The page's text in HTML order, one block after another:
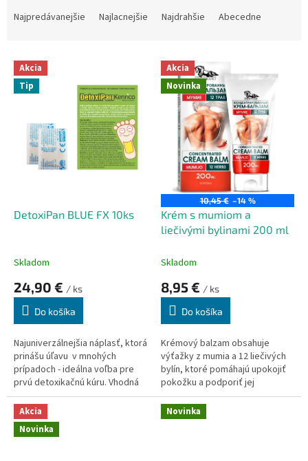
n
Najpredávanejšie Najlacnejšie Najdrahšie Abecedne
V
p
Akcia
Tip
DetoxiPan BLUE FX 10ks
Skladom
24,90 € / ks
Do košíka
Najuniverzálnejšia náplasť, ktorá
prinášu úľavu v mnohých
prípadoch - ideálna voľba pre
prvú detoxikačnú kúru. Vhodná
aj pre alergikov. Jediná náplasť,
ktorá obsahuje až 81%
vzácneho bambusového a
drevného octu....
Akcia
Novinka
10,45 € –14 %
Krém s mumiom a
liečivými bylinami 200 ml
Skladom
8,95 € / ks
Do košíka
Krémový balzam obsahuje
výťažky z mumia a 12 liečivých
bylín, ktoré pomáhajú upokojiť
pokožku a podporiť jej
prirodzené regeneračné
procesy.
Akcia
Novinka
Novinka